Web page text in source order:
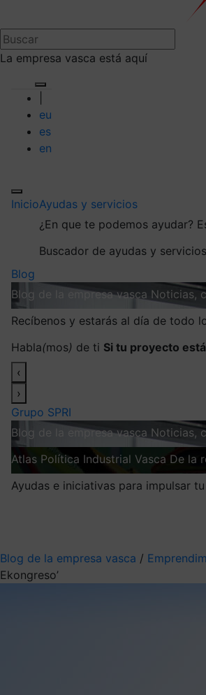
La empresa vasca está aquí
eu
es
en
InicioAyudas y servicios
¿En que te podemos ayudar?
Buscador de ayudas y
Blog
Blog de la empresa vasca Noticias,
Recíbenos y estarás al día de todo
Habla(mos) de ti Si tu proyecto
‹
›
Grupo SPRI
Blog de la empresa vasca Noticias,
Atlas Política Industrial Vasca De la
Ayudas e iniciativas para impulsar
Blog de la empresa vasca /
Ekongreso’